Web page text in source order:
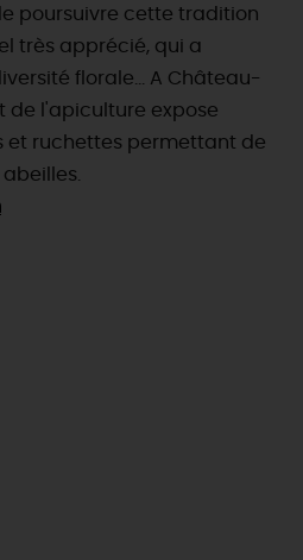
poursuivre cette tradition
très apprécié, qui a
florale… A Château-
de l'apiculture expose
et ruchettes permettant de